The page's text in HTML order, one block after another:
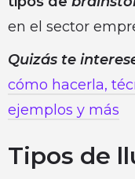
en el sector
Quizás te
cómo hacerla,
ejemplos y más
Tipos de